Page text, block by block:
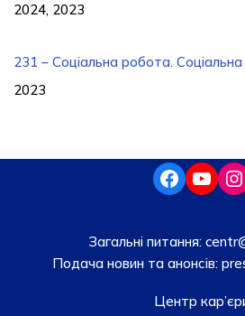
2024, 2023
231 – Соціальна робота. Соціальна
2023
Загальні питання:
Подача новин та анонсів:
Центр